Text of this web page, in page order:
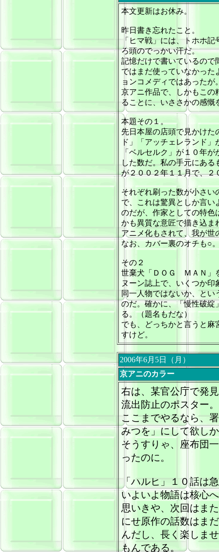
本文更新はお休み。
昨日書き忘れたこと。
「ヒマ戦」には、トホホ
ろ頭のでっかい汗だ。
記憶だけで書いているので
ではまだ使っていなかった
ョンコメディではあったが
京アニ作品で、しかもこの
ることに、いささかの感慨
本題その１。
先日本屋の店頭で見かけた
ド」「アッチェレランド
「ベルセルク」が１０年
した数だ。私の手元にあ
が２００２年１１月で、２
それぞれ刷った数が小さい
で、これは驚異としか言い
のだが、作家としての特色
かも異質な意匠で描き込ま
アニメ化もされて、我が世
なお、カバー裏のオチも○
その２
世棄犬「ＤＯＧ ＭＡＮ」
ヌーン誌上で、いくつか
同一人物ではないか、と
のだ。確かに、「慢性破綻
る。（題名もだな）
でも、どっちかと言うと麻
すけど。
2006年6月5日（月）
京アニのカラー
右は、某官公庁で発
流出防止のポスター。
ここまでやるなら、
みつを」にして欲し
そうすりゃ、座布団
ったのに。
「ハルヒ」１０話は
いよいよ物語は核心
思いきや、次回はま
にせ原作の話数はま
んだし、長く楽しま
もんである。